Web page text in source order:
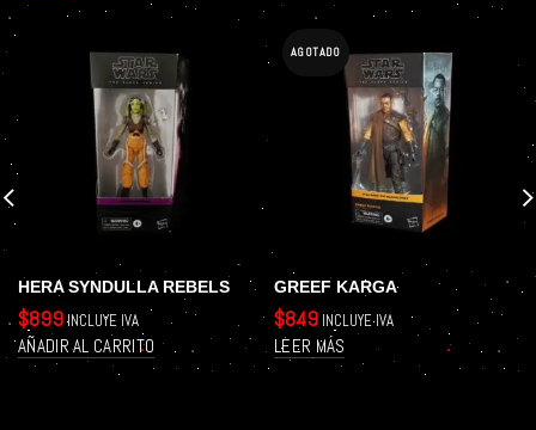
HERA SYNDULLA REBELS
$899INCLUYE IVA
AÑADIR AL CARRITO
AGOTADO
GREEF KARGA
$849 INCLUYE IVA
LEER MÁS